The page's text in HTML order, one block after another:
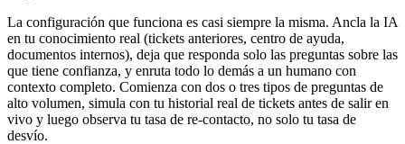
La configuración que funciona es casi siempre la misma. Ancla la IA
en tu conocimiento real (tickets anteriores, centro de ayuda,
documentos internos), deja que responda solo las preguntas sobre las
que tiene confianza, y enruta todo lo demás a un humano con
contexto completo. Comienza con dos o tres tipos de preguntas de
alto volumen, simula con tu historial real de tickets antes de salir en
vivo y luego observa tu tasa de re-contacto, no solo tu tasa de
desvío.